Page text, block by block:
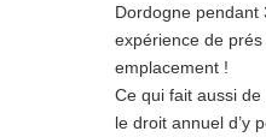
Dordogne pendant
expérience de
emplacement !
Ce qui fait aussi de
le droit annuel d’y